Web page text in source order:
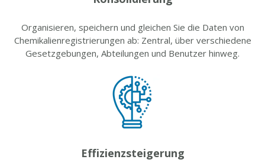
Organisieren, speichern und gleichen Sie die Daten von
Chemikalienregistrierungen ab: Zentral, über verschiedene
Gesetzgebungen, Abteilungen und Benutzer hinweg.
Effizienzsteigerung